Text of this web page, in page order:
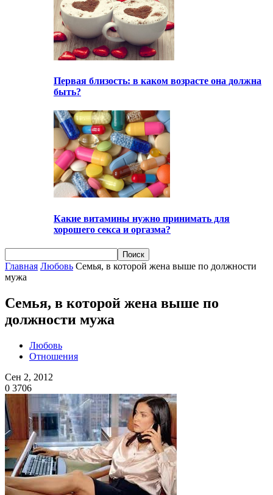
Первая близость: в каком возрасте она должна
быть?
Какие витамины нужно принимать для
хорошего секса и оргазма?
Главная Любовь Семья, в которой жена выше по должности
мужа
Семья, в которой жена выше по
должности мужа
Любовь
Отношения
Сен 2, 2012
0 3706